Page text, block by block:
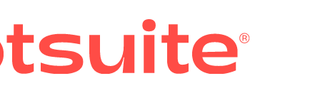
launches OwlyGPT, the first social AI
Best Software Awards, Securing Top Spot in